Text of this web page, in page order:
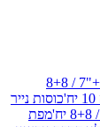
נייר